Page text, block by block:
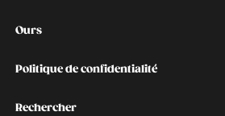
Ours
Politique de confidentialité
Rechercher